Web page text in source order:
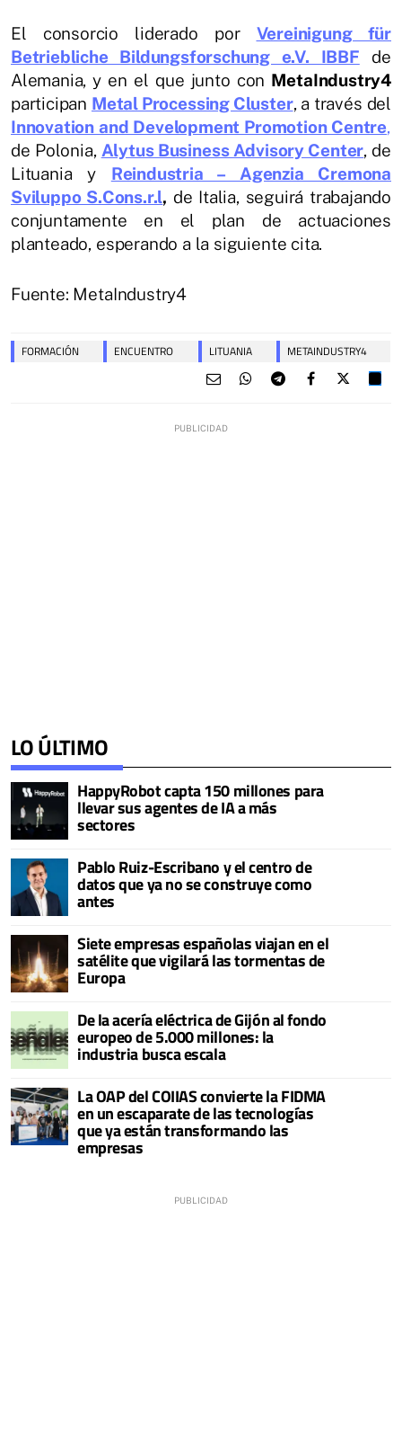
El consorcio liderado por Vereinigung für
Betriebliche Bildungsforschung e.V. IBBF de
Alemania, y en el que junto con MetaIndustry4
participan Metal Processing Cluster, a través del
Innovation and Development Promotion Centre,
de Polonia, Alytus Business Advisory Center, de
Lituania y Reindustria – Agenzia Cremona
Sviluppo S.Cons.r.l, de Italia, seguirá trabajando
conjuntamente en el plan de actuaciones
planteado, esperando a la siguiente cita.
Fuente: MetaIndustry4
FORMACIÓN ENCUENTRO LITUANIA METAINDUSTRY4
LO ÚLTIMO
HappyRobot capta 150 millones para
llevar sus agentes de IA a más
sectores
Pablo Ruiz-Escribano y el centro de
datos que ya no se construye como
antes
Siete empresas españolas viajan en el
satélite que vigilará las tormentas de
Europa
De la acería eléctrica de Gijón al fondo
europeo de 5.000 millones: la
industria busca escala
La OAP del COIIAS convierte la FIDMA
en un escaparate de las tecnologías
que ya están transformando las
empresas